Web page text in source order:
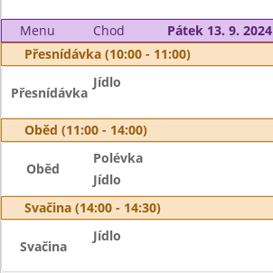
Menu Chod
Pátek 13. 9. 2024
Přesnídávka (10:00 - 11:00)
Přesnídávka
Jídlo
Oběd (11:00 - 14:00)
Oběd
Polévka
Jídlo
Svačina (14:00 - 14:30)
Svačina
Jídlo